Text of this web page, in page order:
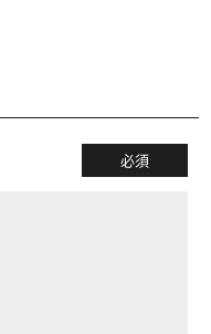
必須